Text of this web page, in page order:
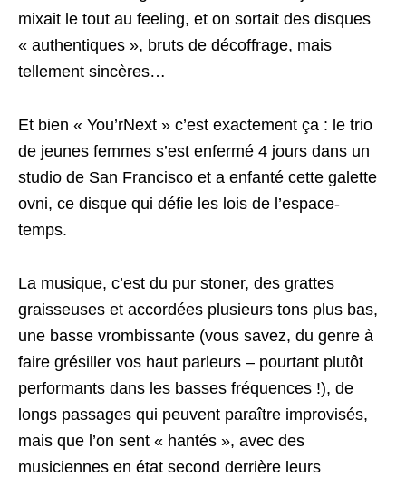
mixait le tout au feeling, et on sortait des disques
« authentiques », bruts de décoffrage, mais
tellement sincères…
Et bien « You’rNext » c’est exactement ça : le trio
de jeunes femmes s’est enfermé 4 jours dans un
studio de San Francisco et a enfanté cette galette
ovni, ce disque qui défie les lois de l’espace-
temps.
La musique, c’est du pur stoner, des grattes
graisseuses et accordées plusieurs tons plus bas,
une basse vrombissante (vous savez, du genre à
faire grésiller vos haut parleurs – pourtant plutôt
performants dans les basses fréquences !), de
longs passages qui peuvent paraître improvisés,
mais que l’on sent « hantés », avec des
musiciennes en état second derrière leurs